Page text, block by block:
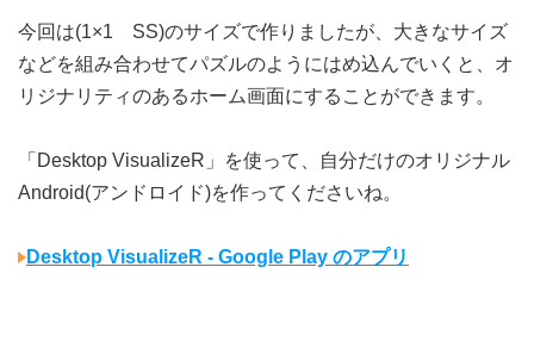
今回は(1×1 SS)のサイズで作りましたが、大きなサイズ
などを組み合わせてパズルのようにはめ込んでいくと、オ
リジナリティのあるホーム画面にすることができます。
「Desktop VisualizeR」を使って、自分だけのオリジナル
Android(アンドロイド)を作ってくださいね。
Desktop VisualizeR - Google Play のアプリ